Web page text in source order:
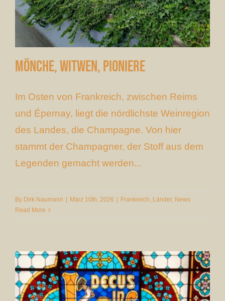
Mönche, Witwen, Pioniere
Im Osten von Frankreich, zwischen Reims
und Épernay, liegt die nördlichste Weinregion
des Landes, die Champagne. Von hier
stammt der Champagner, der Stoff aus dem
Legenden gemacht werden...
By Dirk Naumann März 10th, 2026 Frankreich, Länder, News
Read More